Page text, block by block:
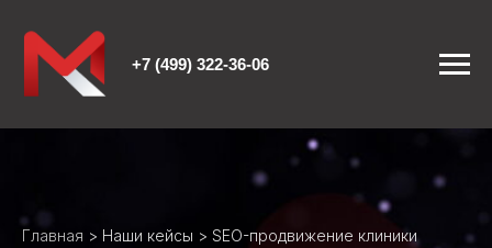
+7 (499) 322-36-06
Главная > Наши кейсы > SEO-продвижение клиники